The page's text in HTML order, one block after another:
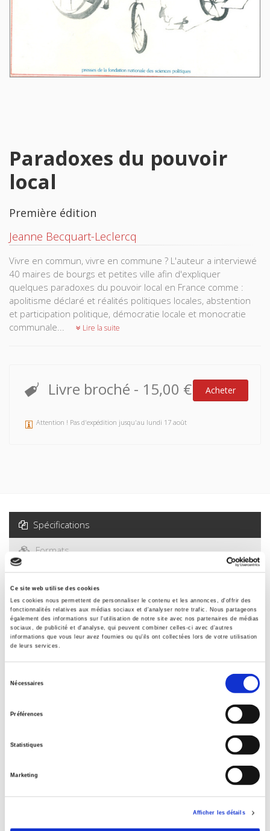
Ce site web utilise des cookies
Les cookies nous permettent de personnaliser le contenu et les annonces, d'offrir des
fonctionnalités relatives aux médias sociaux et d'analyser notre trafic. Nous partageons
également des informations sur l'utilisation de notre site avec nos partenaires de médias
sociaux, de publicité et d'analyse, qui peuvent combiner celles-ci avec d'autres
informations que vous leur avez fournies ou qu'ils ont collectées lors de votre utilisation
de leurs services.
Nécessaires
Préférences
Statistiques
Marketing
Afficher les détails
Paradoxes du pouvoir
local
Première édition
Jeanne Becquart-Leclercq
Vivre en commun, vivre en commune ? L'auteur a interviewé
40 maires de bourgs et petites ville afin d'expliquer
quelques paradoxes du pouvoir local en France comme :
apolitisme déclaré et réalités politiques locales, abstention
et participation politique, démocratie locale et monocratie
communale...
Lire la suite
Livre broché - 15,00 € Acheter
Attention ! Pas d'expédition jusqu'au lundi 17 août
Spécifications
Formats
Sommaire
Spécifications
Presses de Sciences Po
Auteur
Collection
Langue
Mots clés